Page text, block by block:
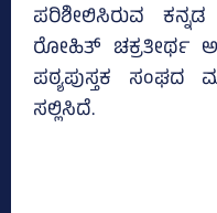
ಪರಿಶೀಲಿಸಿರುವ
ರೋಹಿತ್‌ ಚಕ್ರತೀರ್ಥ
ಪಠ್ಯಪುಸ್ತಕ ಸಂಘದ
ಸಲ್ಲಿಸಿದೆ.